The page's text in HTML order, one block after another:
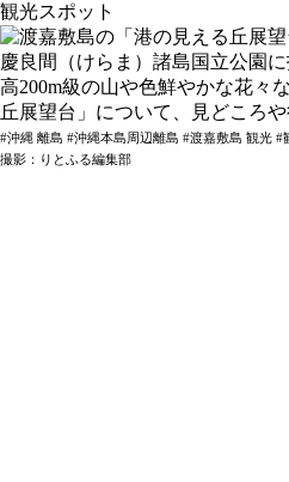
観光スポット
慶良間（けらま）諸島国立公園
高200m級の山や色鮮やかな花々
丘展望台」について、見どころ
#沖縄 離島 #沖縄本島周辺離島 #渡嘉敷島 観光 #
撮影：りとふる編集部